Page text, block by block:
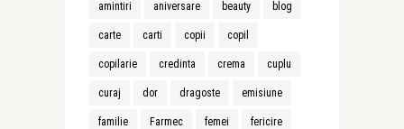
amintiri aniversare beauty blog
carte carti copii copil
copilarie credinta crema cuplu
curaj dor dragoste emisiune
familie Farmec femei fericire